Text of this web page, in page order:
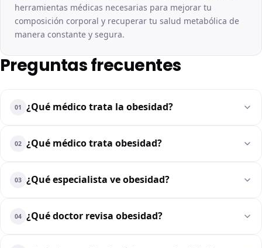
herramientas médicas necesarias para mejorar tu
composición corporal y recuperar tu salud metabólica de
manera constante y segura.
Preguntas frecuentes
01 ¿Qué médico trata la obesidad?
02 ¿Qué médico trata obesidad?
03 ¿Qué especialista ve obesidad?
04 ¿Qué doctor revisa obesidad?